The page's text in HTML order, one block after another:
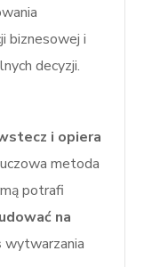
biznesowej i
decyzji.
i opiera
metoda
potrafi
na
wytwarzania